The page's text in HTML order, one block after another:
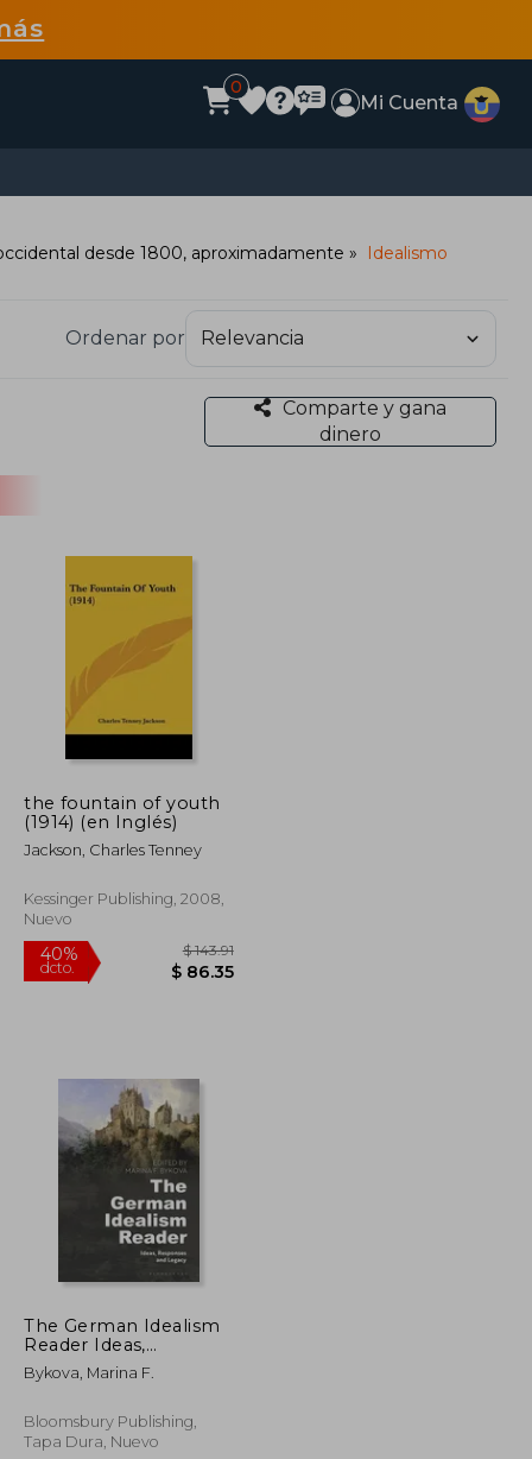
0
Mi Cuenta
desde 1800, aproximadamente Idealismo
Ordenar por
Comparte y gana
dinero
$ 82.63
the fountain of youth
(1914) (en Inglés)
Jackson, Charles Tenney
Kessinger Publishing, 2008,
Nuevo
dcto.
The German Idealism
Reader Ideas,
Responses, and
Legacy (en Inglés)
Bykova, Marina F.
Bloomsbury Publishing,
Tapa Dura, Nuevo